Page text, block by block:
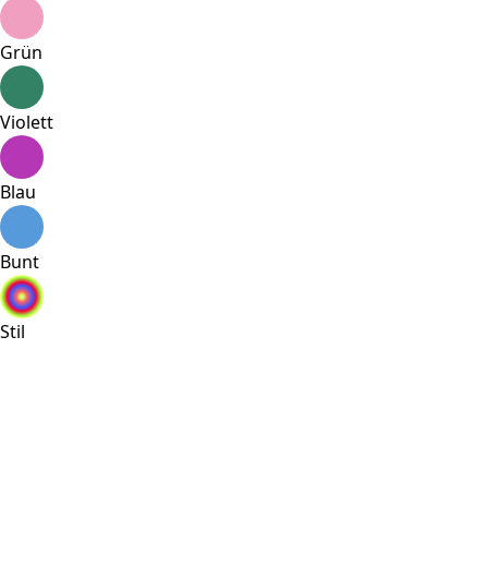
Grün
Violett
Blau
Bunt
Stil